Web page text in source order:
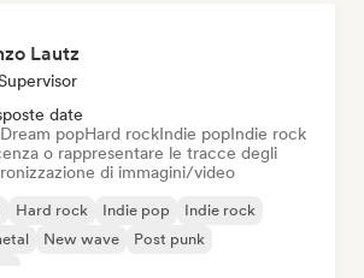
Lautz
date
Dream popHard rockIndie popIndie rock
o rappresentare le tracce degli
di immagini/video
Hard rock Indie pop
Indie rock
New wave
Post punk